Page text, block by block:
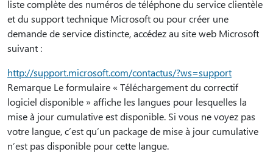
liste complète des numéros de téléphone du service clientèle
et du support technique Microsoft ou pour créer une
demande de service distincte, accédez au site web Microsoft
suivant :
http://support.microsoft.com/contactus/?ws=support
Remarque Le formulaire « Téléchargement du correctif
logiciel disponible » affiche les langues pour lesquelles la
mise à jour cumulative est disponible. Si vous ne voyez pas
votre langue, c’est qu’un package de mise à jour cumulative
n’est pas disponible pour cette langue.